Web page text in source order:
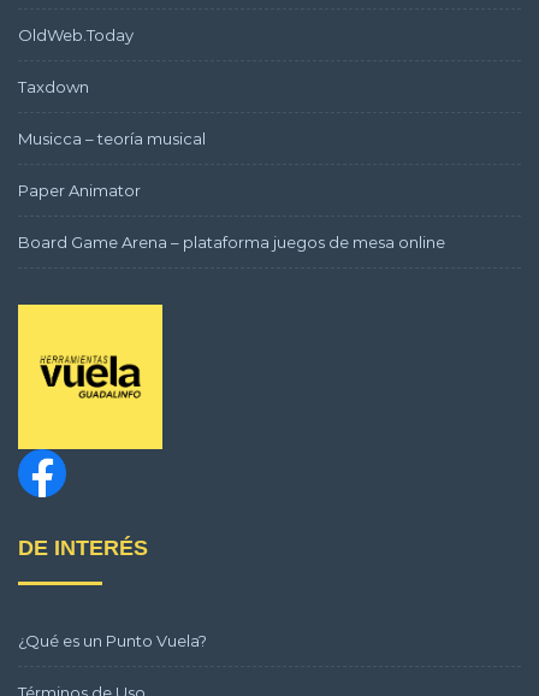
OldWeb.Today
Taxdown
Musicca – teoría musical
Paper Animator
Board Game Arena – plataforma juegos de mesa online
DE INTERÉS
¿Qué es un Punto Vuela?